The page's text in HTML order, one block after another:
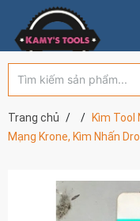
Trang chủ
Kìm Tool
Mạng Krone, Kìm Nhấn